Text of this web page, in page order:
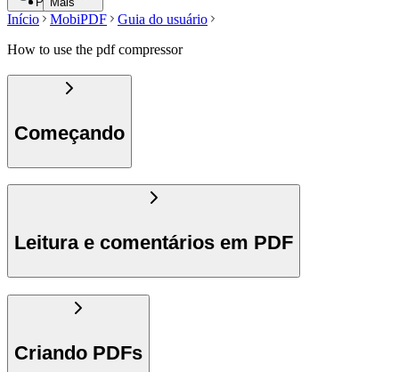
Início MobiPDF
Guia do usuário
How to use the pdf compressor
Começando
Leitura e comentários em PDF
Criando PDFs